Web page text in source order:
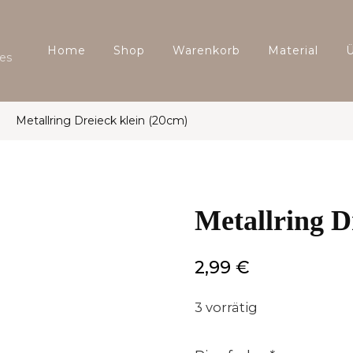
Home Shop Warenkorb Material
Metallring Dreieck klein (20cm)
Metallring
2,99€
3 vorrätig